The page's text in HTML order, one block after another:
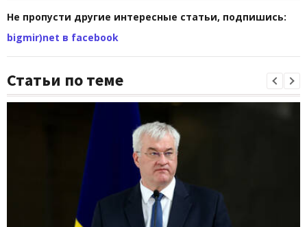
Не пропусти другие интересные статьи, подпишись:
bigmir)net в facebook
Статьи по теме